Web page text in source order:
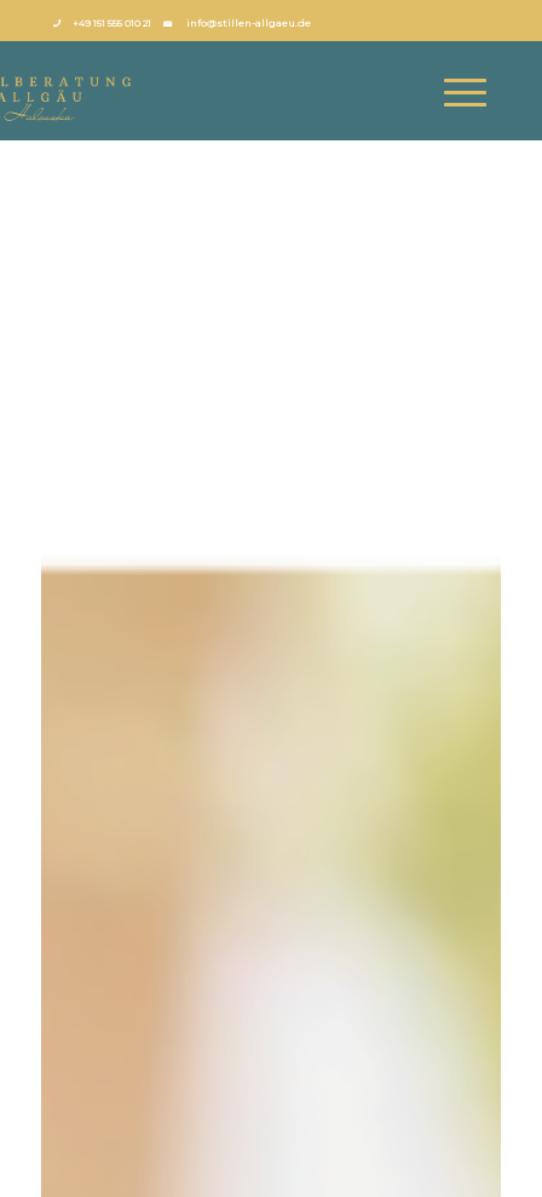
+49 151 555 010 21 info@stillen-allgaeu.de